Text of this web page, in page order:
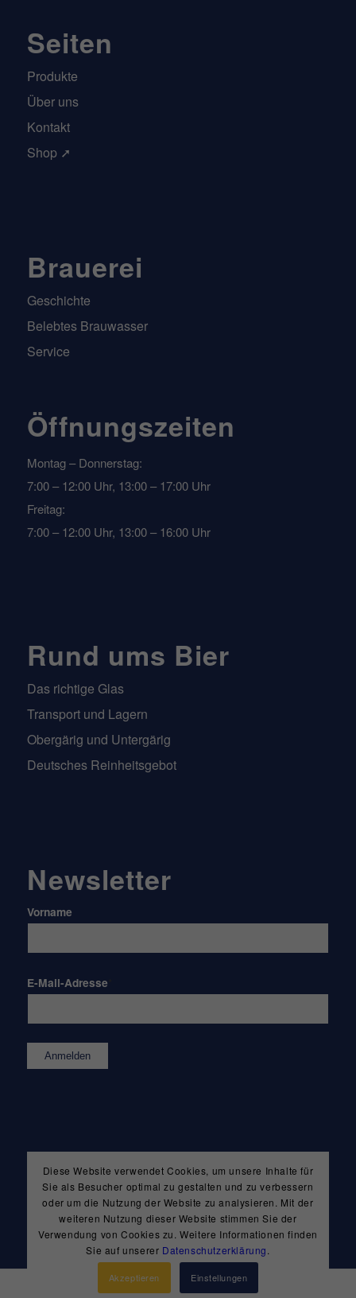
Seiten
Produkte
Über uns
Kontakt
Shop ➚
Brauerei
Geschichte
Belebtes Brauwasser
Service
Öffnungszeiten
Montag – Donnerstag:
7:00 – 12:00 Uhr, 13:00 – 17:00 Uhr
Freitag:
7:00 – 12:00 Uhr, 13:00 – 16:00 Uhr
Rund ums Bier
Das richtige Glas
Transport und Lagern
Obergärig und Untergärig
Deutsches Reinheitsgebot
Newsletter
Vorname
E-Mail-Adresse
Ladenburger Brauerei GmbH
Diese Website verwendet Cookies, um unsere Inhalte für
Sie als Besucher optimal zu gestalten und zu verbessern
oder um die Nutzung der Website zu analysieren. Mit der
weiteren Nutzung dieser Website stimmen Sie der
Verwendung von Cookies zu. Weitere Informationen finden
Sie auf unserer Datenschutzerklärung.
Akzeptieren Einstellungen